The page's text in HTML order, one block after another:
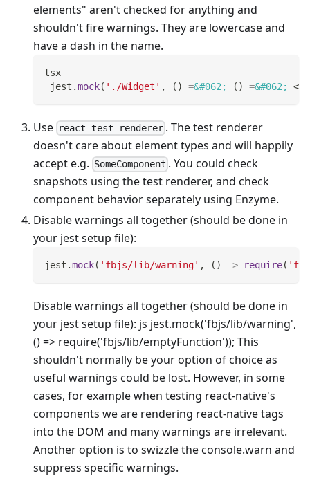
elements" aren't checked for anything and
shouldn't fire warnings. They are lowercase and
have a dash in the name.
tsx
jest .mock( './Widget' , ( ) =&#062; ( ) =&#062; <
Use react-test-renderer . The test renderer
doesn't care about element types and will happily
accept e.g. SomeComponent . You could check
snapshots using the test renderer, and check
component behavior separately using Enzyme.
Disable warnings all together (should be done in
your jest setup file):
jest .mock( 'fbjs/lib/warning' , ( ) => require(
Disable warnings all together (should be done in
your jest setup file): js jest.mock('fbjs/lib/warning',
() => require('fbjs/lib/emptyFunction')); This
shouldn't normally be your option of choice as
useful warnings could be lost. However, in some
cases, for example when testing react-native's
components we are rendering react-native tags
into the DOM and many warnings are irrelevant.
Another option is to swizzle the console.warn and
suppress specific warnings.